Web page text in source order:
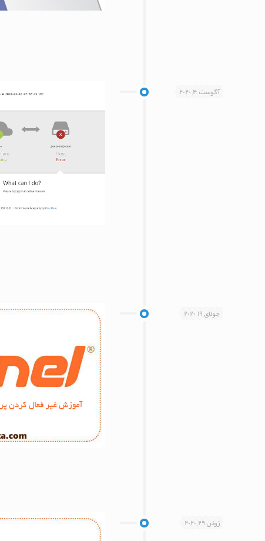
آگوست 4, 2020
جولای 19, 2020
ژوئن 29, 2020